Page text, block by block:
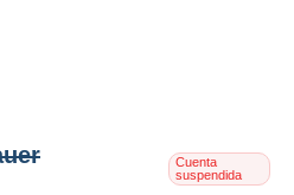
Cuenta
suspendida